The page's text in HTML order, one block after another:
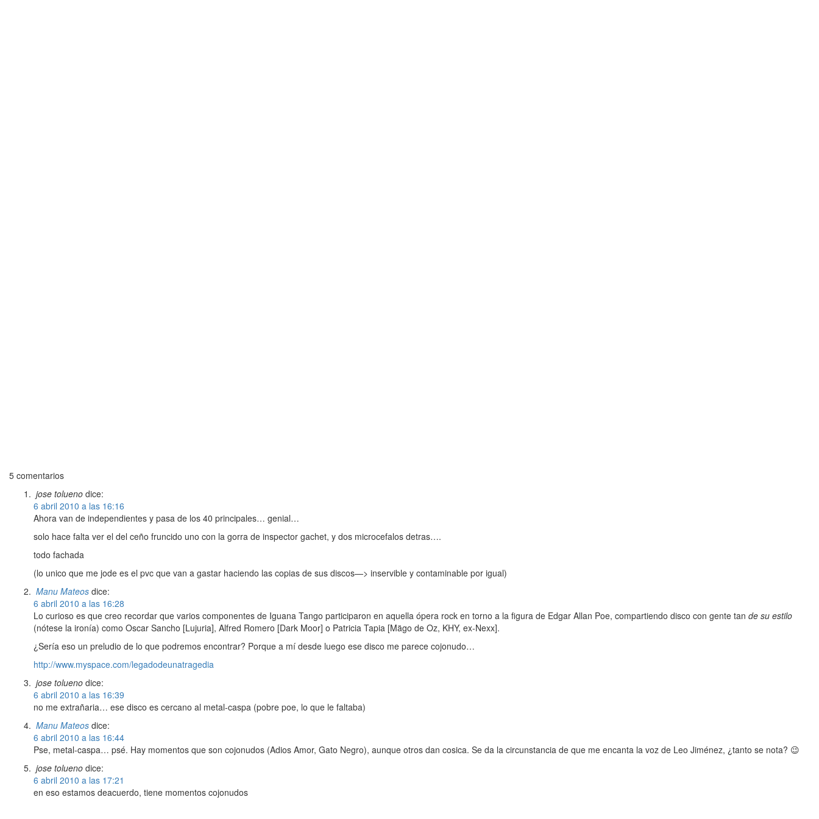
5 comentarios
jose tolueno dice:
6 abril 2010 a las 16:16
Ahora van de independientes y pasa de los 40 principales… genial…
solo hace falta ver el del ceño fruncido uno con la gorra de inspector gachet, y dos microcefalos detras….
todo fachada
(lo unico que me jode es el pvc que van a gastar haciendo las copias de sus discos—> inservible y contaminable por igual)
Manu Mateos dice:
6 abril 2010 a las 16:28
Lo curioso es que creo recordar que varios componentes de Iguana Tango participaron en aquella ópera rock en torno a la figura de Edgar Allan Poe, compartiendo disco con gente tan de su estilo
(nótese la ironía) como Oscar Sancho [Lujuria], Alfred Romero [Dark Moor] o Patricia Tapia [Mägo de Oz, KHY, ex-Nexx].
¿Sería eso un preludio de lo que podremos encontrar? Porque a mí desde luego ese disco me parece cojonudo…
http://www.myspace.com/legadodeunatragedia
jose tolueno dice:
6 abril 2010 a las 16:39
no me extrañaria… ese disco es cercano al metal-caspa (pobre poe, lo que le faltaba)
Manu Mateos dice:
6 abril 2010 a las 16:44
Pse, metal-caspa… psé. Hay momentos que son cojonudos (Adios Amor, Gato Negro), aunque otros dan cosica. Se da la circunstancia de que me encanta la voz de Leo Jiménez, ¿tanto se nota? 😉
jose tolueno dice:
6 abril 2010 a las 17:21
en eso estamos deacuerdo, tiene momentos cojonudos